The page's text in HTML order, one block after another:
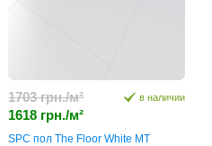
1703 грн./м²
1618 грн./м²
в наличии
SPC пол The Floor White MT